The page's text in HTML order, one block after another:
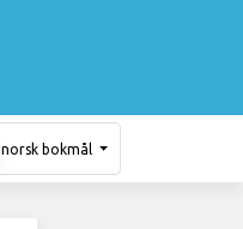
norsk bokmål